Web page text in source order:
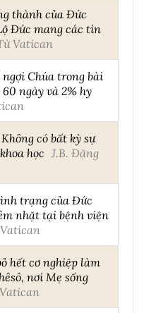
thành của Đức
Đức mang các tín
Vatican
Chúa trong bài
ngày và 2% hy
có bất kỳ sự
học J.B. Đặng
trạng của Đức
nhặt tại bệnh viện
hết cơ nghiệp làm
nơi Mẹ sống